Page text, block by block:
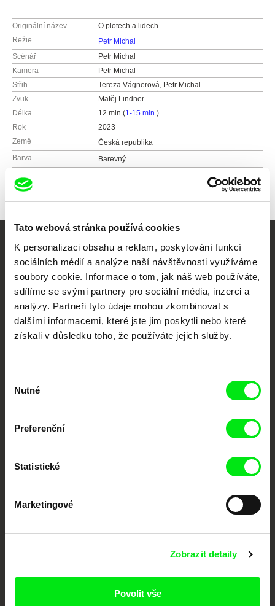
Tato webová stránka používá cookies
K personalizaci obsahu a reklam, poskytování funkcí
sociálních médií a analýze naší návštěvnosti využíváme
soubory cookie. Informace o tom, jak náš web používáte,
sdílíme se svými partnery pro sociální média, inzerci a
analýzy. Partneři tyto údaje mohou zkombinovat s
dalšími informacemi, které jste jim poskytli nebo které
získali v důsledku toho, že používáte jejich služby.
souhlasu
Nutné
Preferenční
Statistické
Marketingové
Zobrazit detaily
Povolit vše
Originální název
O plotech a lidech
Režie
Petr Michal
Scénář
Petr Michal
Kamera
Petr Michal
Střih
Tereza Vágnerová, Petr Michal
Zvuk
Matěj Lindner
Délka
12 min (1-15 min.)
Rok
2023
Země
Česká republika
Barva
Barevný
11000 Praha 1
web:http://www.famu.cz
e-mail: petra.horka@famu.cz
Vaše online
dokumentární kino
Nové festivalové filmy
každý týden